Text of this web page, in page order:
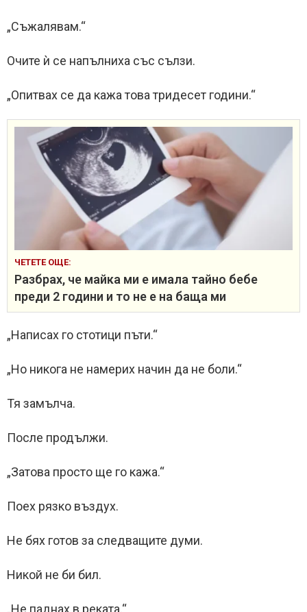
„Съжалявам.“
Очите ѝ се напълниха със сълзи.
„Опитвах се да кажа това тридесет години.“
ЧЕТЕТЕ ОЩЕ:
Разбрах, че майка ми е имала тайно бебе
преди 2 години и то не е на баща ми
„Написах го стотици пъти.“
„Но никога не намерих начин да не боли.“
Тя замълча.
После продължи.
„Затова просто ще го кажа.“
Поех рязко въздух.
Не бях готов за следващите думи.
Никой не би бил.
„Не паднах в реката.“